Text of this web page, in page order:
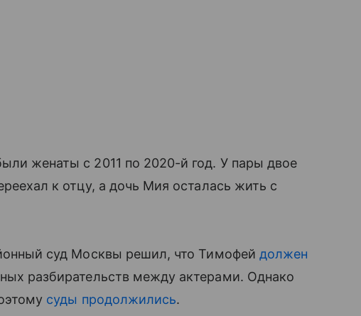
женаты с 2011 по 2020-й год. У пары двое
к отцу, а дочь Мия осталась жить с
суд Москвы решил, что Тимофей должен
разбирательств между актерами. Однако
суды продолжились.